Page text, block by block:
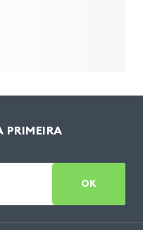
PRIMEIRA
OK